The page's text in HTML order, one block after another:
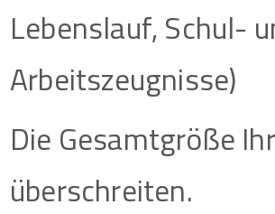
Lebenslauf, Schul-
Arbeitszeugnisse)
Die Gesamtgröße
überschreiten.